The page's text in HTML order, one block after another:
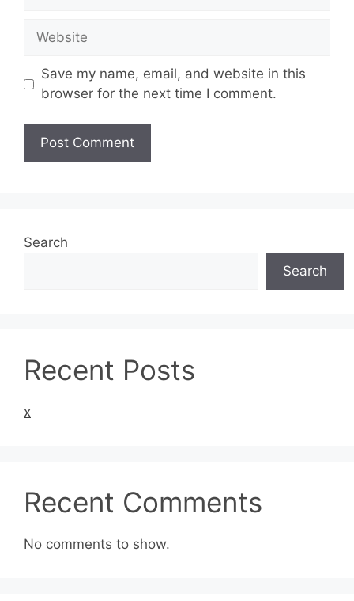
Website
Save my name, email, and website in this
browser for the next time I comment.
Search
Search
Recent Posts
x
Recent Comments
No comments to show.